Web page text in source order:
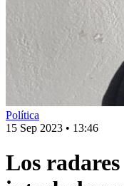
Política
15 Sep 2023 • 13:46
Los